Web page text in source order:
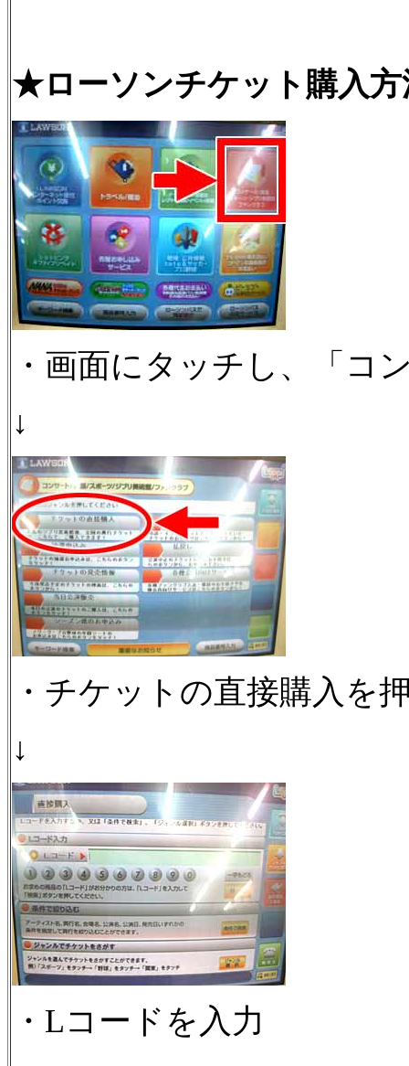
★ローソンチケット購入方
・画面にタッチし、「コ
↓
・チケットの直接購入を
↓
・Lコードを入力